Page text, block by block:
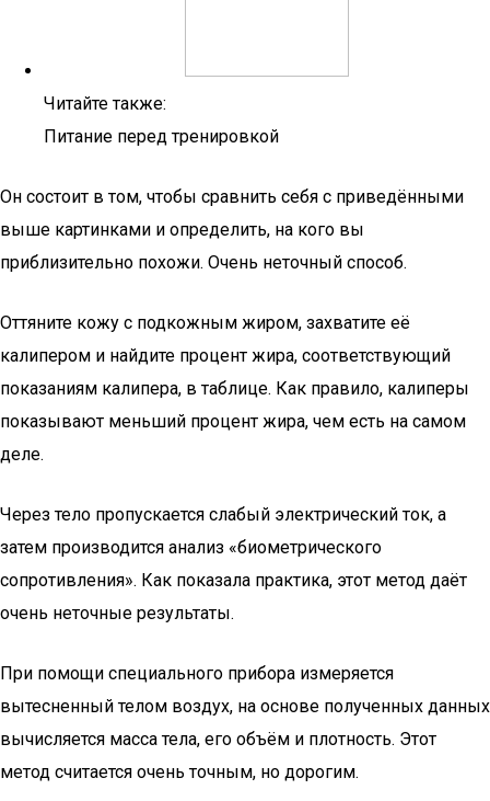
Читайте также:
Питание перед тренировкой
Он состоит в том, чтобы сравнить себя с приведёнными
выше картинками и определить, на кого вы
приблизительно похожи. Очень неточный способ.
Оттяните кожу с подкожным жиром, захватите её
калипером и найдите процент жира, соответствующий
показаниям калипера, в таблице. Как правило, калиперы
показывают меньший процент жира, чем есть на самом
деле.
Через тело пропускается слабый электрический ток, а
затем производится анализ «биометрического
сопротивления». Как показала практика, этот метод даёт
очень неточные результаты.
При помощи специального прибора измеряется
вытесненный телом воздух, на основе полученных данных
вычисляется масса тела, его объём и плотность. Этот
метод считается очень точным, но дорогим.